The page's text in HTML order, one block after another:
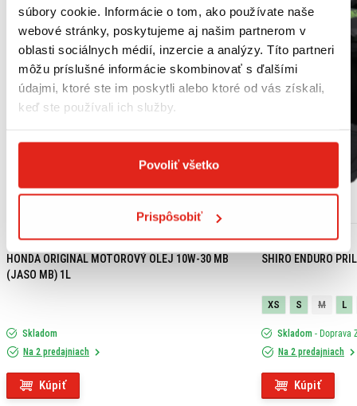
súbory cookie. Informácie o tom, ako používate naše
webové stránky, poskytujeme aj našim partnerom v
oblasti sociálnych médií, inzercie a analýzy. Títo partneri
môžu príslušné informácie skombinovať s ďalšími
údajmi, ktoré ste im poskytli alebo ktoré od vás získali,
keď ste používali ich služby.
Povoliť všetko
Prispôsobiť
18,15 € s DPH
HONDA ORIGINAL MOTOROVÝ OLEJ 10W-30 MB
(JASO MB) 1L
Skladom
Na 2 predajniach
Kúpiť
99,95 € s DPH
SHIRO ENDURO
XS S M L
Skladom - Doprava
Na 2 predajniach
Kúpiť